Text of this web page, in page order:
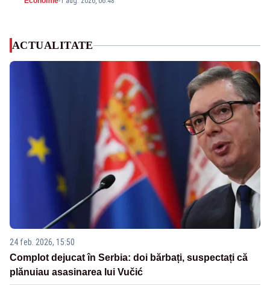
ACTUALITATE
24 feb. 2026, 15:50
Complot dejucat în Serbia: doi bărbați, suspectați că
plănuiau asasinarea lui Vučić